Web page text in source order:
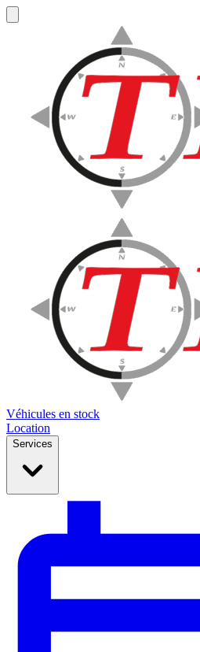
Véhicules en stock
Location
Services